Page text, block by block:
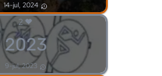
14-jul, 2024
2
2023
9-jul, 2023